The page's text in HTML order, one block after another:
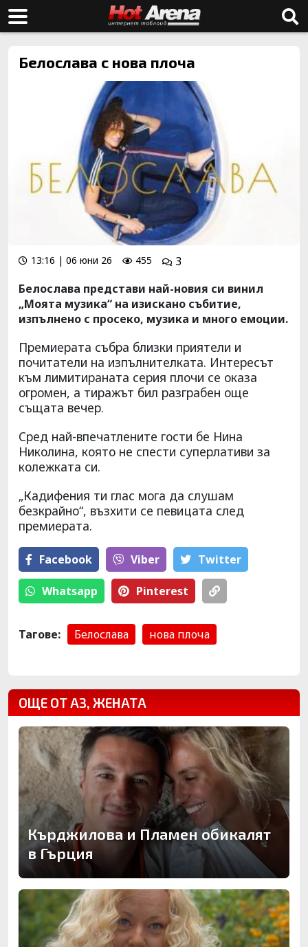
Белослава с нова плоча
13:16 | 06 юни 26 455
3
Белослава представи най-новия си винил
„Моята музика“ на изискано събитие,
изпълнено с просеко, музика и много емоции.
Премиерата събра близки приятели и
почитатели на изпълнителката. Интересът
към лимитираната серия плочи се оказа
огромен, а тиражът бил разграбен още
същата вечер.
Сред най-впечатлените гости бе Нина
Николина, която не спести суперлативи за
колежката си.
„Кадифения ти глас мога да слушам
безкрайно“, възхити се певицата след
премиерата.
Facebook Viber Тwitter
Whatsapp Pinterest
Тагове: Белослава нова плоча
ОЩЕ ОТ АЗ, ЖЕНАТА
Кърджилова и Пламен обикалят
в Гърция